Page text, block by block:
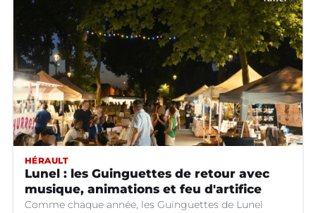
HÉRAULT
Lunel : les Guinguettes de retour avec
musique, animations et feu d'artifice
Comme chaque année, les Guinguettes de Lunel